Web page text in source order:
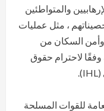
والمتواطئين
، مثل عمليات
السكان من
وفقًا لاحترام حقوق
للقوات المسلحة